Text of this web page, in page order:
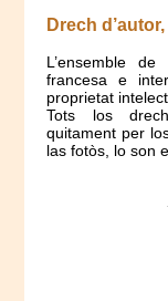
Drech
L’ensemble
francesa e
proprietat
Tots los
quitament per
las fotòs, lo son